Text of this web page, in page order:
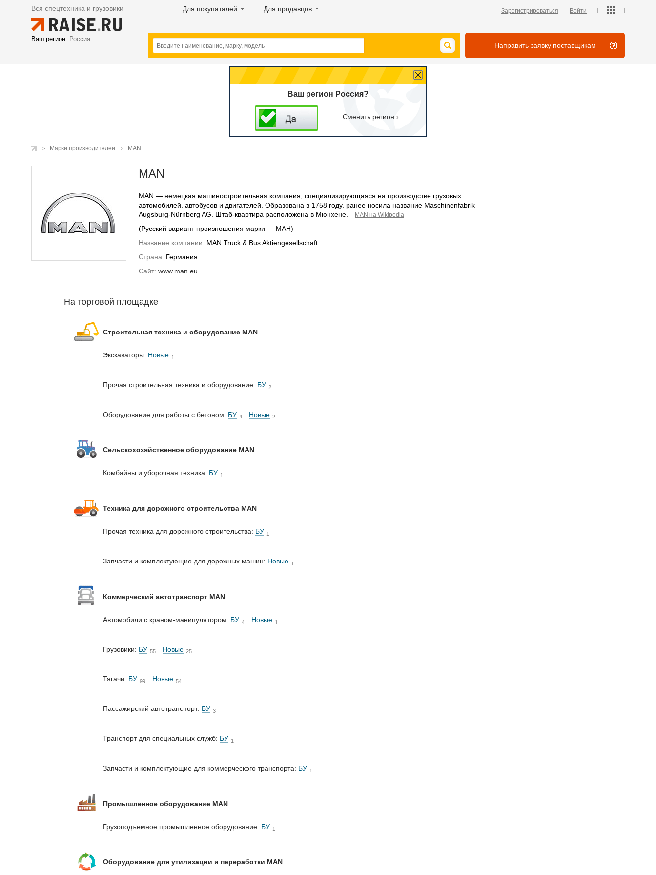
Вся спецтехника и грузовики Для покупаталей Для продавцов Зарегистрироваться Войти
Ваш регион: Россия
Направить заявку поставщикам
Ваш регион Россия?
Сменить регион ›
Марки производителей MAN
MAN
MAN — немецкая машиностроительная компания, специализирующаяся на производстве грузовых
автомобилей, автобусов и двигателей. Образована в 1758 году, ранее носила название Maschinenfabrik
Augsburg-Nürnberg AG. Штаб-квартира расположена в Мюнхене.
MAN на Wikipedia
(Русский вариант произношения марки — МАН)
Название компании: MAN Truck & Bus Aktiengesellschaft
Страна: Германия
Сайт: www.man.eu
На торговой площадке
Строительная техника и оборудование MAN
Экскаваторы: Новые 1
Прочая строительная техника и оборудование: БУ 2
Оборудование для работы с бетоном: БУ 4 Новые 2
Сельскохозяйственное оборудование MAN
Комбайны и уборочная техника: БУ 1
Техника для дорожного строительства MAN
Прочая техника для дорожного строительства: БУ 1
Запчасти и комплектующие для дорожных машин: Новые 1
Коммерческий автотранспорт MAN
Автомобили с краном-манипулятором: БУ 4 Новые 1
Грузовики: БУ 55 Новые 25
Тягачи: БУ 99 Новые 54
Пассажирский автотранспорт: БУ 3
Транспорт для специальных служб: БУ 1
Запчасти и комплектующие для коммерческого транспорта: БУ 1
Промышленное оборудование MAN
Грузоподъемное промышленное оборудование: БУ 1
Оборудование для утилизации и переработки MAN